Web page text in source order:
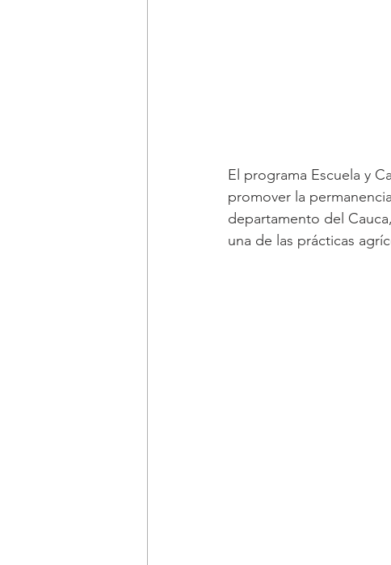
El programa Escuela y
promover la
departamento del
una de las prácticas